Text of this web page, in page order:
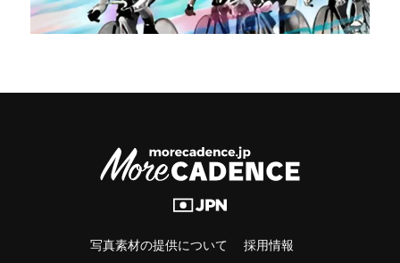
写真素材の提供について 採用情報